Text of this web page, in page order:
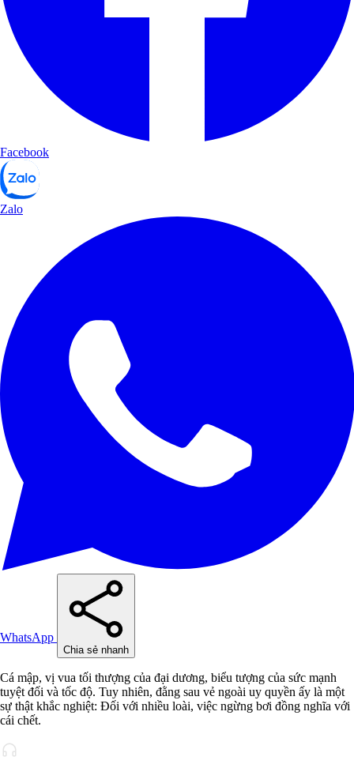
Facebook
Zalo
WhatsApp
Chia sẻ nhanh
Cá mập, vị vua tối thượng của đại dương, biểu tượng của sức mạnh
tuyệt đối và tốc độ. Tuy nhiên, đằng sau vẻ ngoài uy quyền ấy là một
sự thật khắc nghiệt: Đối với nhiều loài, việc ngừng bơi đồng nghĩa với
cái chết.